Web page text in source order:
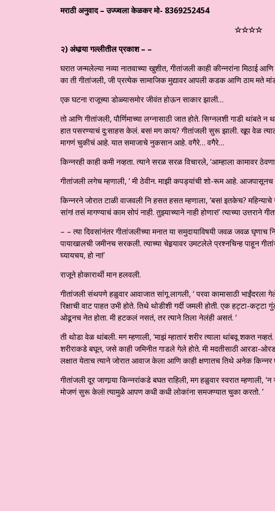
मराठी अनुवाद – उज्ज्वला केळकरमो- 8369252454
☆☆☆☆
२)अंधार्‍या गल्लीतील प्रकाश – –
घरात जन्मलेल्या नव्या नातवाच्या खुशीत, गीतांजली काही कीन्नरांना मिठाई
का ती गीतांजली, जी प्रत्येक सामाजिक मुद्यावर आपली कडक आणि ठाम मते
एक घटना राजूच्या डोळ्यासमोर जीवंत होऊन साकार झाली…
तो आणि गीतांजली, पौर्णिमाच्या लग्नासाठी जात होते. सिग्नलशी गाडी थांबते
हात पसरण्याचं दु:साहस केलं. बस! मग काय? गीतांजली सुरू झाली. खूप वेळ
मागणं चुकीचं आहे. यात समाजाचे नुकसान आहे. वगैरे… वगैरे…
किन्नरही काही कमी नव्हता. त्याने सरळ सरळ विचारले, ‘आम्हाला कामावर
गीतांजली लगेच म्हणाली, ‘ मी ठेवीन. माझी कपड्यांची शो-रूम आहे. आजपासूनच
किन्नरने जोरात टाळी वाजवली नि हसत हसत म्हणाला, ‘बस! इतकेच?
सांग! तसं मागण्याचं काम सोपं नाही. तुझ्याच्याने नाही होणार!’ त्याच्या उत्तराने
– – त्या दिवसांनंतर गीतांजलीच्या मनात या समुदायाविषयी जवळ जवळ घृणाच
पायाखालची जमीनच सरकली. त्याच्या चेहर्‍यावर उमटलेले प्रश्नचिन्ह पाहून
घ्यायचय, हो ना!’
राजूने होकारार्थी मान हलवली.
गीतांजली संथपणे हळुवार आवाजात सांगू लागली, ‘ परवा कामासाठी भाईंदरला
रिक्षाची वाट पाहत उभी होते. तिथे थोडीशी गर्दी जमली होती. एक हट्टा-
ओढूनच नेत होता. मी हटकलं नसतं, तर त्याने तिला नेलंही असतं. ‘
ती थोडा वेळ थांबली. मग म्हणाली, ‘माझं म्हातारं शरीर त्याला थांबवू शकत
शरीराकडे बघून, जसे काही जमिनीत गाडले गेले होते. मी मदतीसाठी आरडा-
लक्षात येताच त्याने जोरात आवाज केला आणि काही क्षणातच तिथे अनेक
गीतांजली दूर जाणार्‍या किन्नरांकडे बघत राहिली, मग हळुवार स्वरात म्हणाली,
मोजणं सुरू केलं! त्यामुळे आपण कधी कधी लोकांना समजण्यात चुका करतो. ’